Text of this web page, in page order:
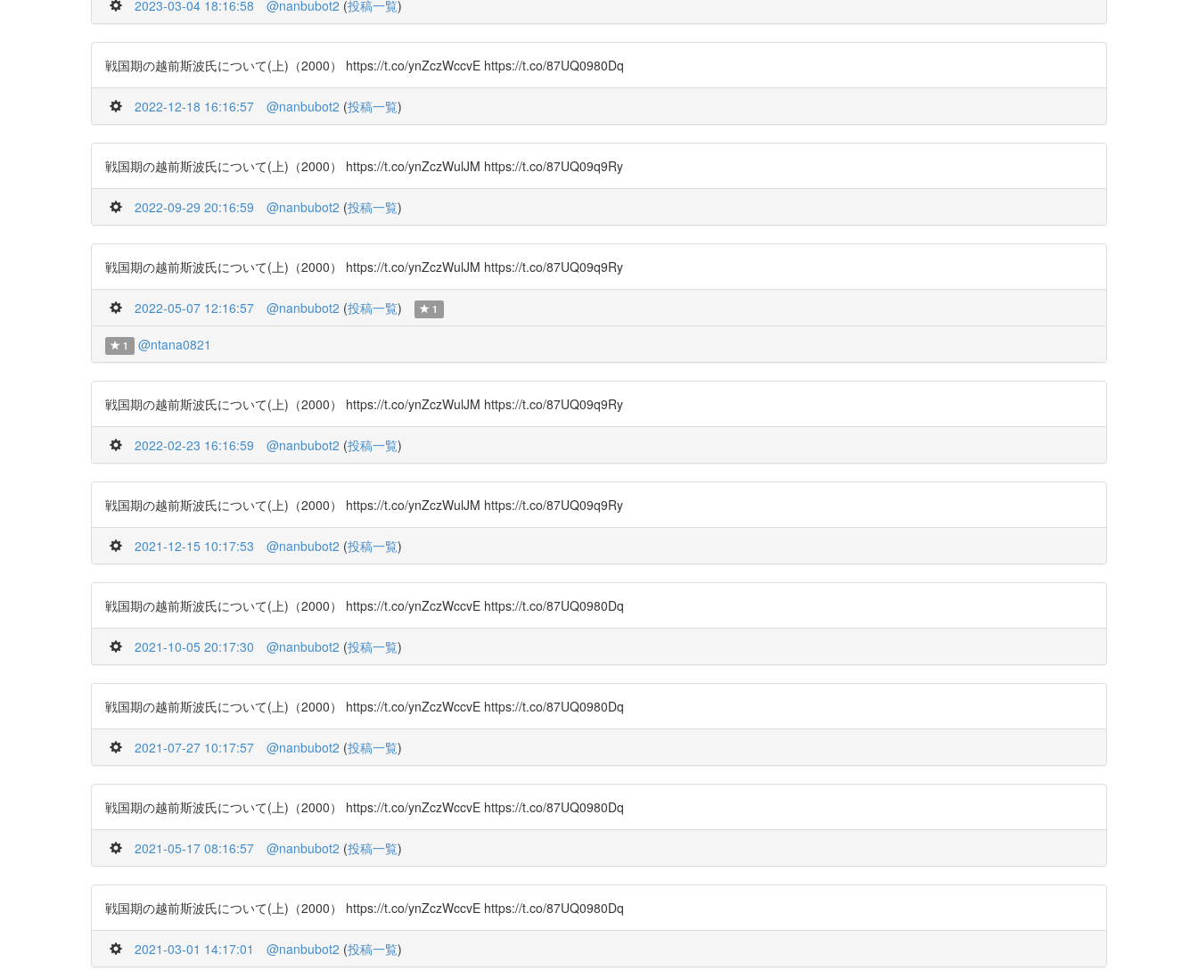
2023-03-04 18:16:58 @nanbubot2 (投稿一覧)
戦国期の越前斯波氏について(上)（2000） https://t.co/ynZczWccvE https://t.co/87UQ0980Dq
2022-12-18 16:16:57 @nanbubot2 (投稿一覧)
戦国期の越前斯波氏について(上)（2000） https://t.co/ynZczWulJM https://t.co/87UQ09q9Ry
2022-09-29 20:16:59 @nanbubot2 (投稿一覧)
戦国期の越前斯波氏について(上)（2000） https://t.co/ynZczWulJM https://t.co/87UQ09q9Ry
2022-05-07 12:16:57 @nanbubot2 (投稿一覧) 1
1 @ntana0821
戦国期の越前斯波氏について(上)（2000） https://t.co/ynZczWulJM https://t.co/87UQ09q9Ry
2022-02-23 16:16:59 @nanbubot2 (投稿一覧)
戦国期の越前斯波氏について(上)（2000） https://t.co/ynZczWulJM https://t.co/87UQ09q9Ry
2021-12-15 10:17:53 @nanbubot2 (投稿一覧)
戦国期の越前斯波氏について(上)（2000） https://t.co/ynZczWccvE https://t.co/87UQ0980Dq
2021-10-05 20:17:30 @nanbubot2 (投稿一覧)
戦国期の越前斯波氏について(上)（2000） https://t.co/ynZczWccvE https://t.co/87UQ0980Dq
2021-07-27 10:17:57 @nanbubot2 (投稿一覧)
戦国期の越前斯波氏について(上)（2000） https://t.co/ynZczWccvE https://t.co/87UQ0980Dq
2021-05-17 08:16:57 @nanbubot2 (投稿一覧)
戦国期の越前斯波氏について(上)（2000） https://t.co/ynZczWccvE https://t.co/87UQ0980Dq
2021-03-01 14:17:01 @nanbubot2 (投稿一覧)